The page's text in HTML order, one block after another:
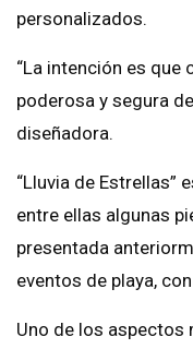
personalizados.
“La intención es que
poderosa y segura
diseñadora.
“Lluvia de Estrellas”
entre ellas algunas
presentada
eventos de playa,
Uno de los aspectos